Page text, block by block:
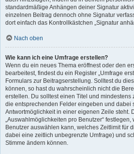
standardmäßige Anhängen deiner Signatur
einzelnen Beitrag dennoch ohne Signatur
dort einfach das Kontrollkästchen „Signatur
Nach oben
Wie kann ich eine Umfrage erstellen?
Wenn du ein neues Thema eröffnest oder den
bearbeitest, findest du ein Register „Umfrage
Formulars zur Beitragserstellung. Solltest du
können, so hast du wahrscheinlich nicht die
erstellen. Du solltest einen Titel und mindestens
die entsprechenden Felder eingeben und dabei
Antwortmöglichkeit in einer eigenen Zeile steht.
„Auswahlmöglichkeiten pro Benutzer“
Benutzer auswählen kann, welches Zeitlimit für
dabei eine zeitlich unbegrenzte Umfrage) und
Stimme ändern können.